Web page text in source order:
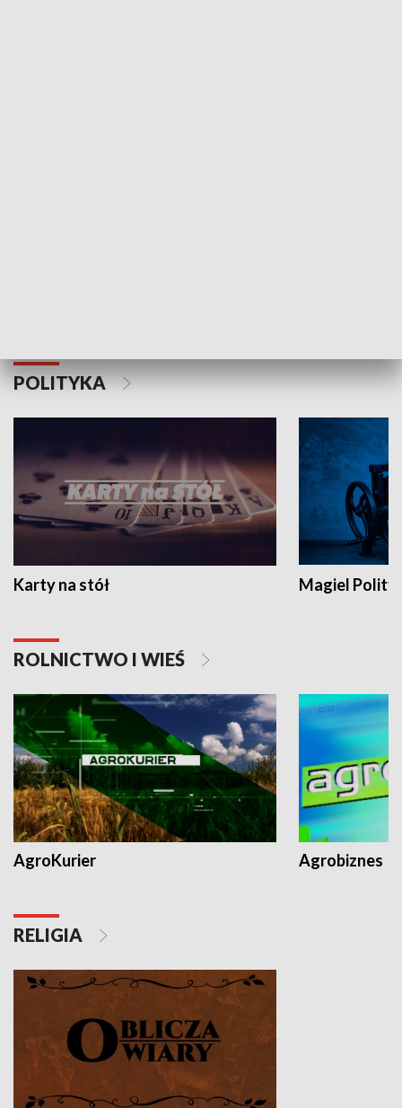
POLITYKA
Karty na stół Magiel
ROLNICTWO I WIEŚ
AgroKurier Agrobiznes
RELIGIA